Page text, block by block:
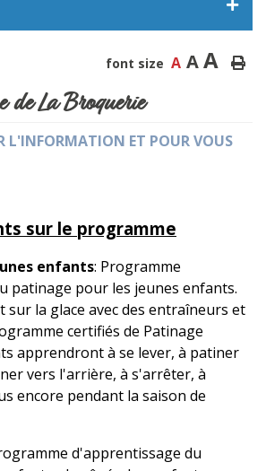
font size A A A
de La Broquerie
L'INFORMATION ET POUR VOUS
sur le programme
enfants: Programme
patinage pour les jeunes enfants.
sur la glace avec des entraîneurs et
certifiés de Patinage
apprendront à se lever, à patiner
vers l'arrière, à s'arrêter, à
encore pendant la saison de
d'apprentissage du